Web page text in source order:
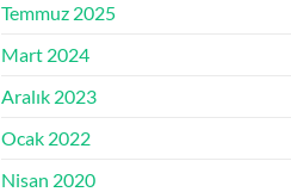
Temmuz 2025
Mart 2024
Aralık 2023
Ocak 2022
Nisan 2020